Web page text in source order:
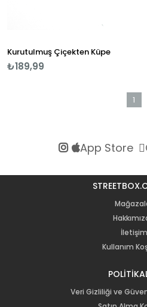
Kurutulmuş Çiçekten Küpe
₺189,99
1
App Store
İletişim
Kullanım
Veri Gizliliği ve